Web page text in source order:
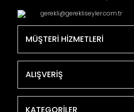
gerekli@gerekliseyler.com.tr
MÜŞTERİ HİZMETLERİ
ALIŞVERİŞ